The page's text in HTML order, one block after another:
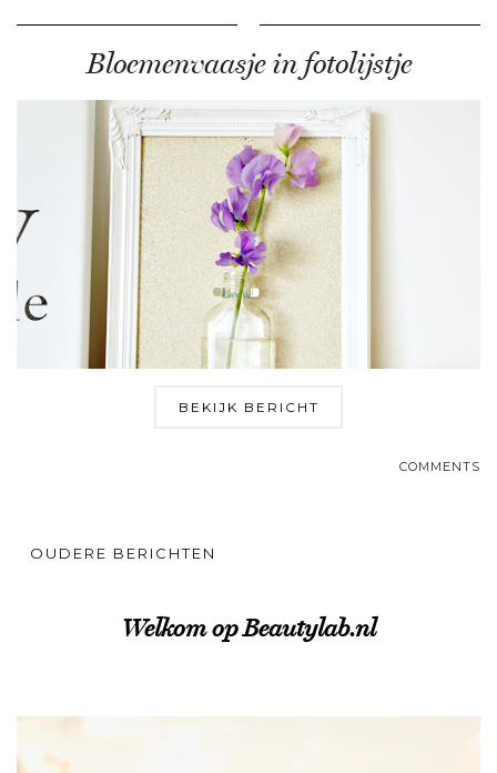
Bloemenvaasje in fotolijstje
BEKIJK BERICHT
COMMENTS
OUDERE BERICHTEN
Welkom op Beautylab.nl